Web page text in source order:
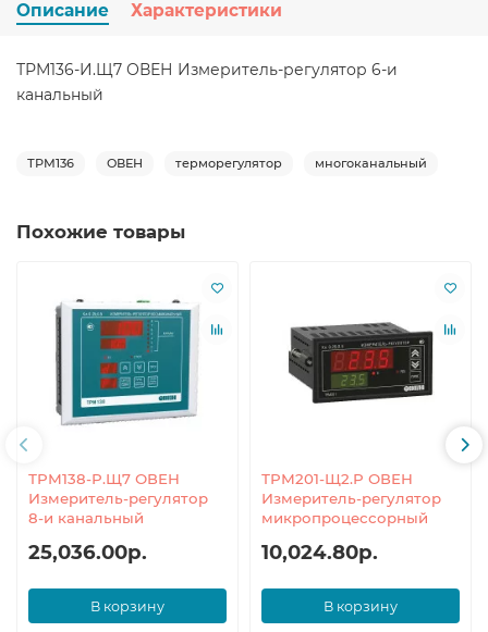
Описание Характеристики
ТРМ136-И.Щ7 ОВЕН Измеритель-регулятор 6-и
канальный
ТРМ136 ОВЕН терморегулятор многоканальный
Похожие товары
ТРМ138-Р.Щ7 ОВЕН
Измеритель-регулятор
8-и канальный
25,036.00р.
В корзину
ТРМ201-Щ2.Р ОВЕН
Измеритель-регулятор
микропроцессорный
10,024.80р.
В корзину